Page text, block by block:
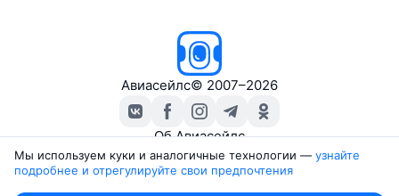
Авиасейлс© 2007–2026
Об Авиасейлс
Пресс‑центр
Travelpayouts
Мы используем куки и аналогичные технологии — узнайте
подробнее и отрегулируйте свои предпочтения